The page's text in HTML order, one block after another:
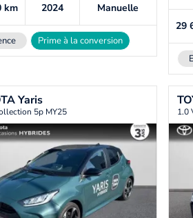
km 2024 Manuelle
Prime à la conversion
29
Yaris
5p MY25 1.0